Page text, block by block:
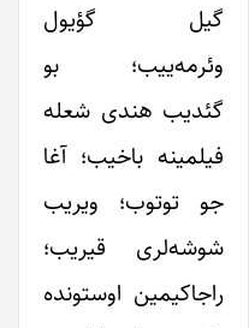
گیل گؤیول
وئرمه‌ییب؛ بو
گئدیب هندی شعله
فیلمینه باخیب؛ آغا
جو توتوب؛ ویریب
شوشه‌لری قیریب؛
راجا‌کیمین اوستونده